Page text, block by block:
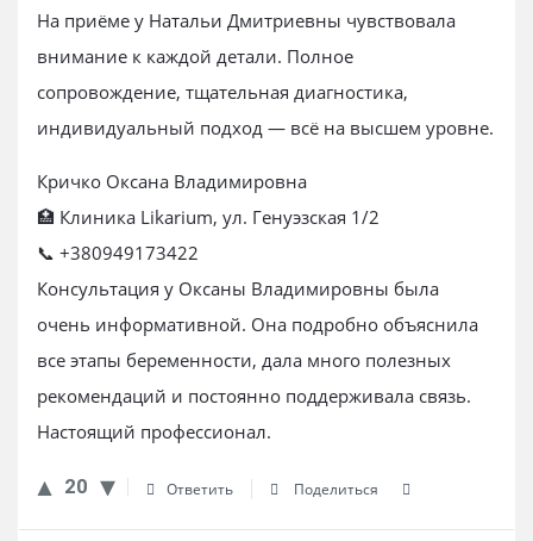
На приёме у Натальи Дмитриевны чувствовала
внимание к каждой детали. Полное
сопровождение, тщательная диагностика,
индивидуальный подход — всё на высшем уровне.
Кричко Оксана Владимировна
🏥 Клиника Likarium, ул. Генуэзская 1/2
📞 +380949173422
Консультация у Оксаны Владимировны была
очень информативной. Она подробно объяснила
все этапы беременности, дала много полезных
рекомендаций и постоянно поддерживала связь.
Настоящий профессионал.
20 Ответить Поделиться